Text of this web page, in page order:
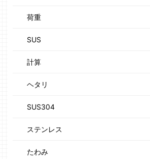
荷重
SUS
計算
ヘタリ
SUS304
ステンレス
たわみ